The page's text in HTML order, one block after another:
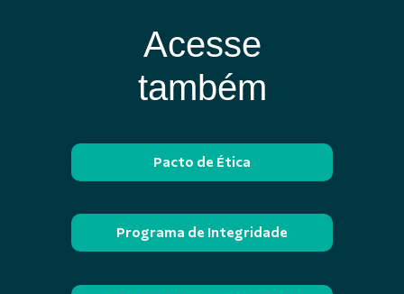
Acesse
também
Pacto de Ética
Programa de Integridade